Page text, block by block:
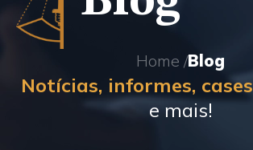
Home /Blog
Notícias, informes, cases
e mais!